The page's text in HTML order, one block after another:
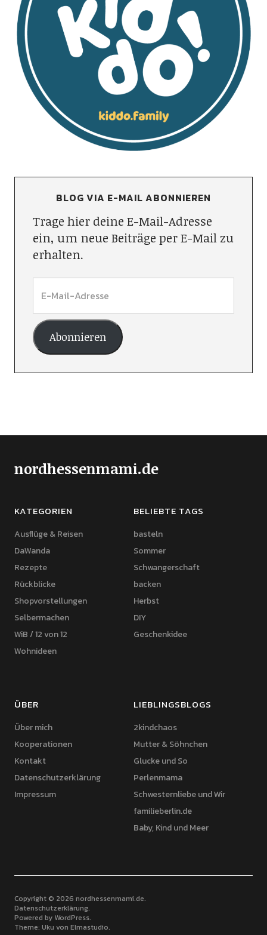
BLOG VIA E-MAIL ABONNIEREN
Trage hier deine E-Mail-Adresse
ein, um neue Beiträge per E-Mail zu
erhalten.
Abonnieren
nordhessenmami.de
KATEGORIEN
Ausflüge & Reisen
DaWanda
Rezepte
Rückblicke
Shopvorstellungen
Selbermachen
WiB / 12 von 12
Wohnideen
BELIEBTE TAGS
basteln
Sommer
Schwangerschaft
backen
Herbst
DIY
Geschenkidee
ÜBER
Über mich
Kooperationen
Kontakt
Datenschutzerklärung
Impressum
LIEBLINGSBLOGS
2kindchaos
Mutter & Söhnchen
Glucke und So
Perlenmama
Schwesternliebe und Wir
familieberlin.de
Baby, Kind und Meer
Copyright © 2026 nordhessenmami.de
Datenschutzerklärung
Powered by WordPress
Theme: Uku von Elmastudio